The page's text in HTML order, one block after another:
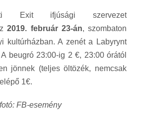
Exit ifjúsági szervezet
2019. február 23-án, szombaton
kultúrházban. A zenét a Labyrynt
beugró 23:00-ig 2 €, 23:00 órától
jönnek (teljes öltözék, nemcsak
1€.
FB-esemény